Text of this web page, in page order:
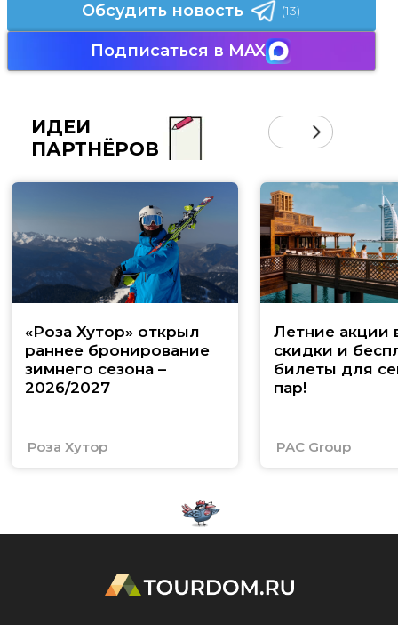
Обсудить новость (13)
Подписаться в MAX
ИДЕИ
ПАРТНЁРОВ
«Роза Хутор» открыл
раннее бронирование
зимнего сезона –
2026/2027
Роза Хутор
Летние акции
скидки и
билеты для
пар!
PAC Group